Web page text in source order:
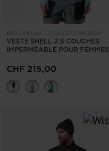
NOUVELLE COLLECTION SS26
VESTE SHELL 2,5 COUCHES
IMPERMÉABLE POUR FEMMES
CHF 215,00